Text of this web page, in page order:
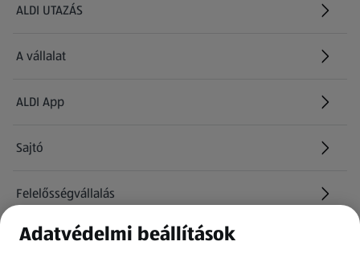
ALDI UTAZÁS
(új oldalon nyílik meg)
A vállalat
ALDI App
Sajtó
Felelősségvállalás
Információk
Adatvédelmi beállítások